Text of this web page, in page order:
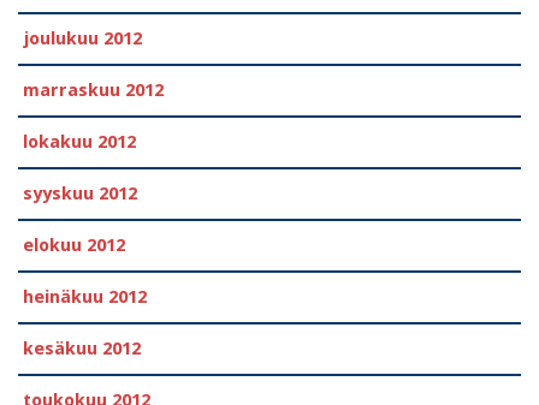
joulukuu 2012
marraskuu 2012
lokakuu 2012
syyskuu 2012
elokuu 2012
heinäkuu 2012
kesäkuu 2012
toukokuu 2012